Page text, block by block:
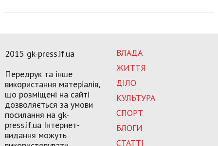
ВЛАДА
ЖИТТЯ
ДІЛО
КУЛЬТУРА
СПОРТ
БЛОГИ
СТАТТІ
2015 gk-press.if.ua
Передрук та інше
використання матеріалів,
що розміщені на сайті
дозволяється за умови
посилання на gk-
press.if.ua Інтернет-
видання можуть